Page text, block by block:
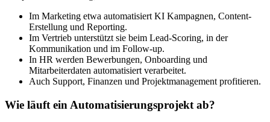
Im Marketing etwa automatisiert KI Kampagnen, Content-
Erstellung und Reporting.
Im Vertrieb unterstützt sie beim Lead-Scoring, in der
Kommunikation und im Follow-up.
In HR werden Bewerbungen, Onboarding und
Mitarbeiterdaten automatisiert verarbeitet.
Auch Support, Finanzen und Projektmanagement profitieren.
Wie läuft ein Automatisierungsprojekt ab?